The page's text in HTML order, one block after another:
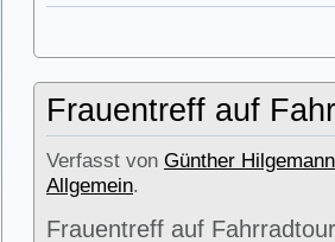
Frauentreff auf
Verfasst von Günther Hilgemann
Allgemein.
Frauentreff auf Fahrradtour